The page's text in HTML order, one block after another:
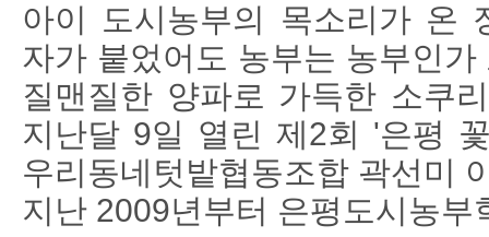
아이 도시농부의 목소리가 온
자가 붙었어도 농부는 농부인
질맨질한 양파로 가득한 소쿠
지난달 9일 열린 제2회 '은평
우리동네텃밭협동조합 곽선미
지난 2009년부터 은평도시농부